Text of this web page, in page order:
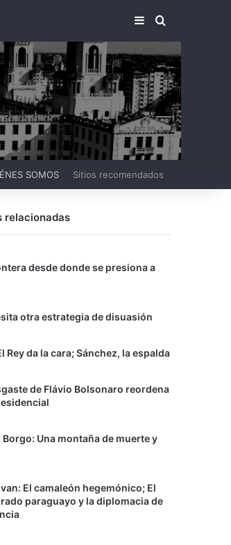
BARRA LATERAL
BUSCAR
SOMOS Sitios recomendados
relacionadas
desde donde se presiona a
otra estrategia de disuasión
Rey da la cara; Sánchez, la espalda
de Flávio Bolsonaro reordena
Borgo: Una montaña de muerte y
El camaleón hegemónico; El
paraguayo y la diplomacia de